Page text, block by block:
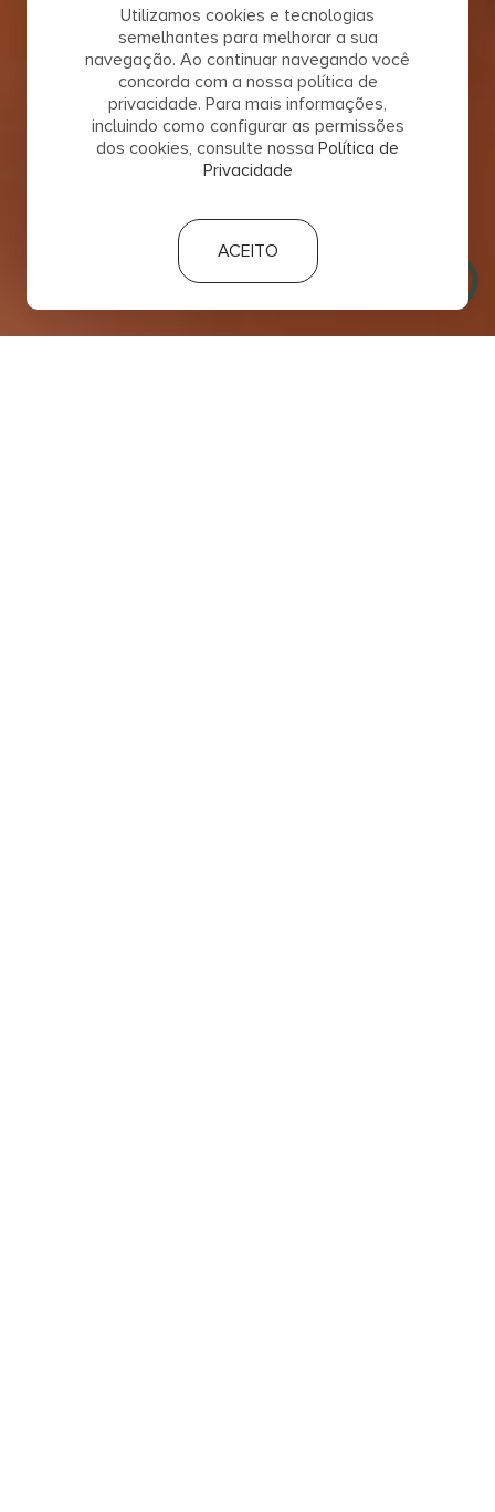
Utilizamos cookies e tecnologias
semelhantes para melhorar a sua
navegação. Ao continuar navegando você
concorda com a nossa política de
privacidade. Para mais informações,
incluindo como configurar as permissões
dos cookies, consulte nossa Política de
Privacidade
ACEITO